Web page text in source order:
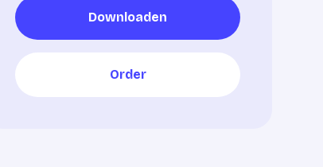
Downloaden
Downloaden
Order